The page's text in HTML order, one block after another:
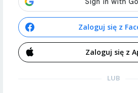
Zaloguj się z
Zaloguj się z
LUB